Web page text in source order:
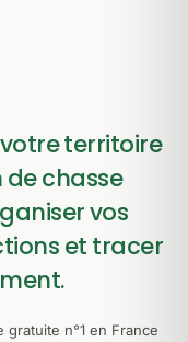
territoire
chasse
vos
et tracer
n°1 en France